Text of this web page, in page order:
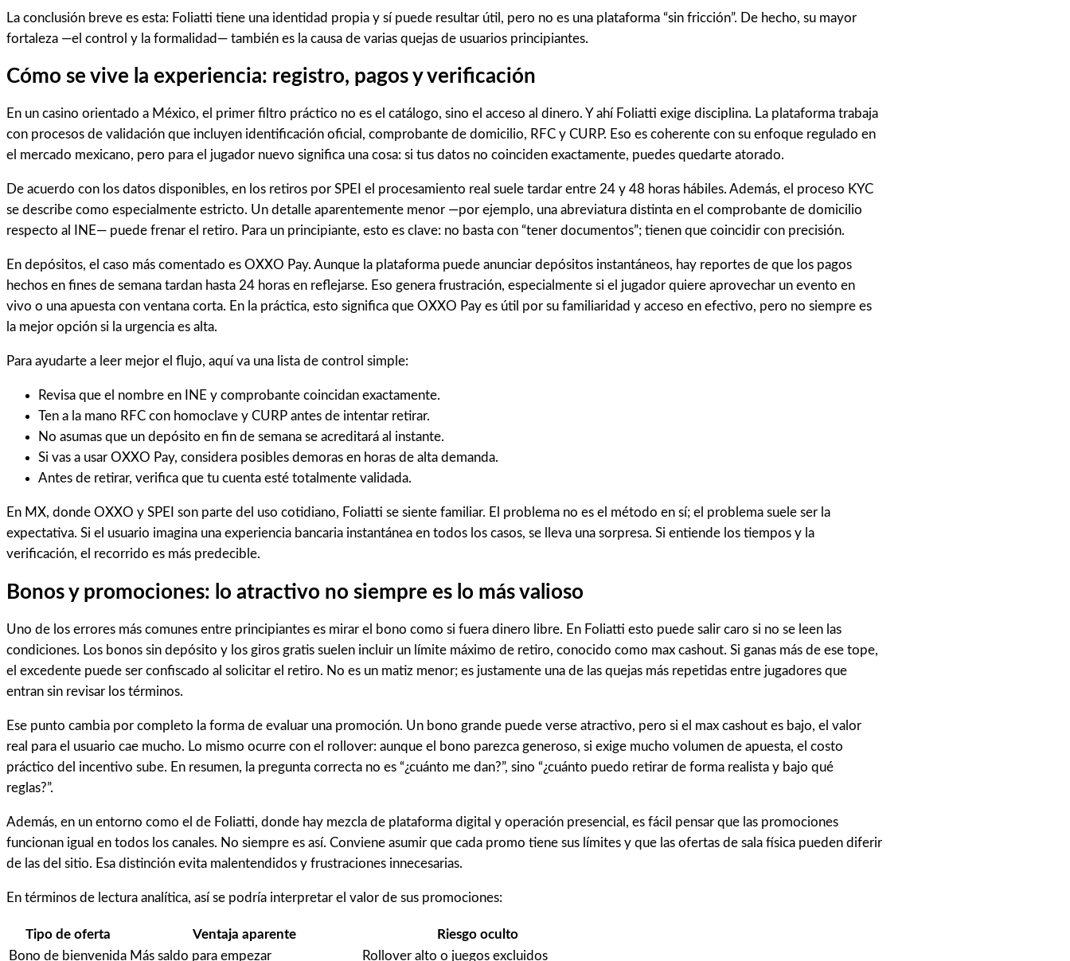
La conclusión breve es esta: Foliatti tiene una identidad propia y sí puede resultar útil, pero no es una plataforma “sin fricción”. De hecho, su mayor
fortaleza —el control y la formalidad— también es la causa de varias quejas de usuarios principiantes.
Cómo se vive la experiencia: registro, pagos y verificación
En un casino orientado a México, el primer filtro práctico no es el catálogo, sino el acceso al dinero. Y ahí Foliatti exige disciplina. La plataforma trabaja
con procesos de validación que incluyen identificación oficial, comprobante de domicilio, RFC y CURP. Eso es coherente con su enfoque regulado en
el mercado mexicano, pero para el jugador nuevo significa una cosa: si tus datos no coinciden exactamente, puedes quedarte atorado.
De acuerdo con los datos disponibles, en los retiros por SPEI el procesamiento real suele tardar entre 24 y 48 horas hábiles. Además, el proceso KYC
se describe como especialmente estricto. Un detalle aparentemente menor —por ejemplo, una abreviatura distinta en el comprobante de domicilio
respecto al INE— puede frenar el retiro. Para un principiante, esto es clave: no basta con “tener documentos”; tienen que coincidir con precisión.
En depósitos, el caso más comentado es OXXO Pay. Aunque la plataforma puede anunciar depósitos instantáneos, hay reportes de que los pagos
hechos en fines de semana tardan hasta 24 horas en reflejarse. Eso genera frustración, especialmente si el jugador quiere aprovechar un evento en
vivo o una apuesta con ventana corta. En la práctica, esto significa que OXXO Pay es útil por su familiaridad y acceso en efectivo, pero no siempre es
la mejor opción si la urgencia es alta.
Para ayudarte a leer mejor el flujo, aquí va una lista de control simple:
Revisa que el nombre en INE y comprobante coincidan exactamente.
Ten a la mano RFC con homoclave y CURP antes de intentar retirar.
No asumas que un depósito en fin de semana se acreditará al instante.
Si vas a usar OXXO Pay, considera posibles demoras en horas de alta demanda.
Antes de retirar, verifica que tu cuenta esté totalmente validada.
En MX, donde OXXO y SPEI son parte del uso cotidiano, Foliatti se siente familiar. El problema no es el método en sí; el problema suele ser la
expectativa. Si el usuario imagina una experiencia bancaria instantánea en todos los casos, se lleva una sorpresa. Si entiende los tiempos y la
verificación, el recorrido es más predecible.
Bonos y promociones: lo atractivo no siempre es lo más valioso
Uno de los errores más comunes entre principiantes es mirar el bono como si fuera dinero libre. En Foliatti esto puede salir caro si no se leen las
condiciones. Los bonos sin depósito y los giros gratis suelen incluir un límite máximo de retiro, conocido como max cashout. Si ganas más de ese tope,
el excedente puede ser confiscado al solicitar el retiro. No es un matiz menor; es justamente una de las quejas más repetidas entre jugadores que
entran sin revisar los términos.
Ese punto cambia por completo la forma de evaluar una promoción. Un bono grande puede verse atractivo, pero si el max cashout es bajo, el valor
real para el usuario cae mucho. Lo mismo ocurre con el rollover: aunque el bono parezca generoso, si exige mucho volumen de apuesta, el costo
práctico del incentivo sube. En resumen, la pregunta correcta no es “¿cuánto me dan?”, sino “¿cuánto puedo retirar de forma realista y bajo qué
reglas?”.
Además, en un entorno como el de Foliatti, donde hay mezcla de plataforma digital y operación presencial, es fácil pensar que las promociones
funcionan igual en todos los canales. No siempre es así. Conviene asumir que cada promo tiene sus límites y que las ofertas de sala física pueden diferir
de las del sitio. Esa distinción evita malentendidos y frustraciones innecesarias.
En términos de lectura analítica, así se podría interpretar el valor de sus promociones:
Tipo de oferta Ventaja aparente
Riesgo oculto
Bono de bienvenida Más saldo para empezar Rollover alto o juegos excluidos